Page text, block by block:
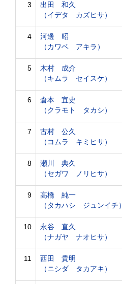
3
出田 和久
（イデタ カズヒサ）
4
河邊 昭
（カワベ アキラ）
5
木村 成介
（キムラ セイスケ）
6
倉本 宜史
（クラモト タカシ）
7
古村 公久
（コムラ キミヒサ）
8
瀬川 典久
（セガワ ノリヒサ）
9
高橋 純一
（タカハシ ジュンイチ）
10
永谷 直久
（ナガヤ ナオヒサ）
11
西田 貴明
（ニシダ タカアキ）